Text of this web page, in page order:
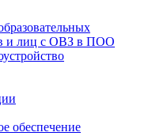
и лиц с ОВЗ в ПОО
обеспечение